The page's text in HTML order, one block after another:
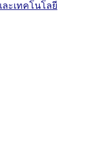
ะเทคโนโลยี